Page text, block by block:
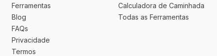
Ferramentas
Blog
FAQs
Privacidade
Termos
Calculadora de Caminhada
Todas as Ferramentas